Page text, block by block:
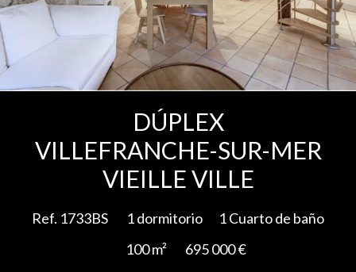
DÚPLEX
VILLEFRANCHE-SUR-MER
VIEILLE VILLE
Ref. 1733BS 1 dormitorio
1 Cuarto de baño
100 m²
695 000 €